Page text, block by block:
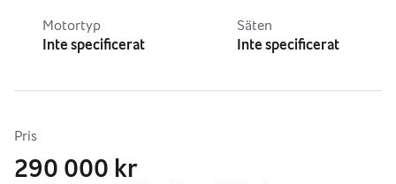
Motortyp
Inte specificerat
Säten
Inte specificerat
Pris
290 000 kr